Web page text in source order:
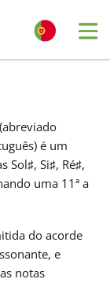
(abreviado
é um
Sol♯, Si♯, Ré♯,
uma 11ª a
do acorde
e
notas